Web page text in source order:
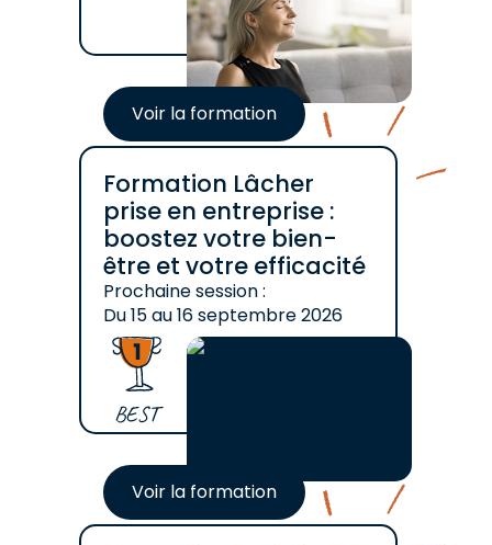
Voir la formation
Formation Lâcher
prise en entreprise :
boostez votre bien-
être et votre efficacité
BEST
Prochaine session :
Du15au16 septembre 2026
Voir la formation